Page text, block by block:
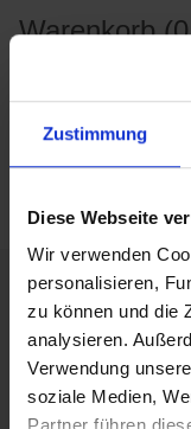
Zustimmung
Diese Webseite
Wir verwenden
personalisieren,
zu können und die
analysieren.
Verwendung
soziale Medien,
Warenkorb
Es befinden sich
Weiter einkaufen
Schneller Versand
Kostengünstige
EU
Kompetente und